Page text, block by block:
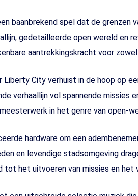
baanbrekend spel dat de grenzen
gedetailleerde open wereld en
aantrekkingskracht voor
City verhuist in de hoop op
vol spannende missies
in het genre van open-
hardware om een
en levendige stadsomgeving
tot het uitvoeren van missies en